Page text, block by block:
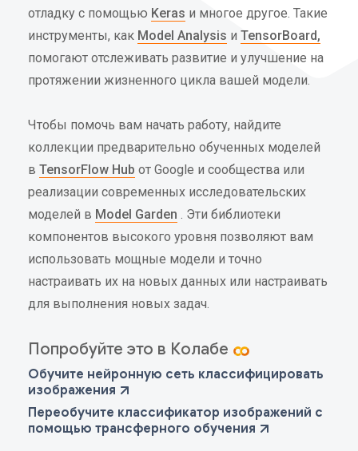
отладку с помощью Keras и многое другое. Такие
инструменты, как Model Analysis и TensorBoard,
помогают отслеживать развитие и улучшение на
протяжении жизненного цикла вашей модели.
Чтобы помочь вам начать работу, найдите
коллекции предварительно обученных моделей
в TensorFlow Hub от Google и сообщества или
реализации современных исследовательских
моделей в Model Garden . Эти библиотеки
компонентов высокого уровня позволяют вам
использовать мощные модели и точно
настраивать их на новых данных или настраивать
для выполнения новых задач.
Попробуйте это в Колабе
Обучите нейронную сеть классифицировать
изображения
Переобучите классификатор изображений с
помощью трансферного обучения